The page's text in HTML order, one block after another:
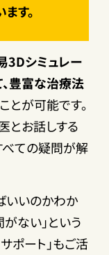
す。
3Dシミュレー
豊富な治療法
とが可能です。
とお話しする
べての疑問が解
いいのかわか
ない」という
ポート」もご活